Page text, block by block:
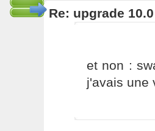
Re: upgrade
et non :
j'avais une